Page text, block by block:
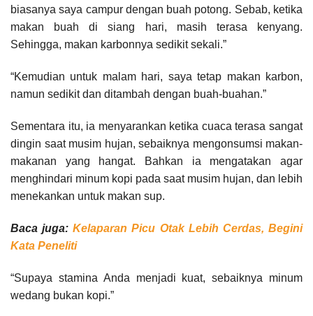
biasanya saya campur dengan buah potong. Sebab, ketika
makan buah di siang hari, masih terasa kenyang.
Sehingga, makan karbonnya sedikit sekali.”
“Kemudian untuk malam hari, saya tetap makan karbon,
namun sedikit dan ditambah dengan buah-buahan.”
Sementara itu, ia menyarankan ketika cuaca terasa sangat
dingin saat musim hujan, sebaiknya mengonsumsi makan-
makanan yang hangat. Bahkan ia mengatakan agar
menghindari minum kopi pada saat musim hujan, dan lebih
menekankan untuk makan sup.
Baca juga:Kelaparan Picu Otak Lebih Cerdas, Begini
Kata Peneliti
“Supaya stamina Anda menjadi kuat, sebaiknya minum
wedang bukan kopi.”